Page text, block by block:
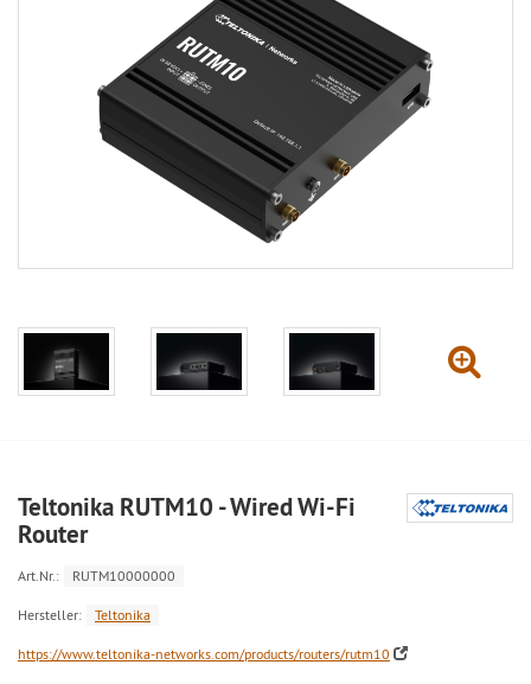
Teltonika RUTM10 - Wired Wi-Fi
Router
Art.Nr.: RUTM10000000
Hersteller: Teltonika
https://www.teltonika-networks.com/products/routers/rutm10